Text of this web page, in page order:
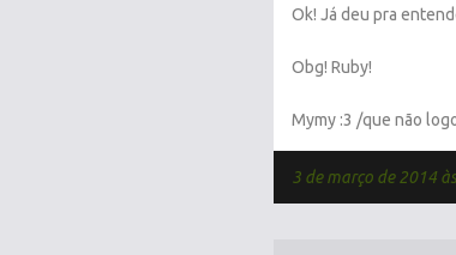
Ok! Já deu pra
Obg! Ruby!
Mymy :3 /que não
3 de março de 2014